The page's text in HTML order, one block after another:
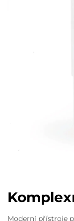
Moderní přístroje